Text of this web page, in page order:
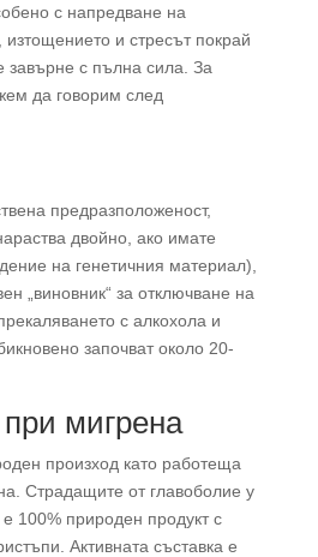
с напредване на
и стресът покрай
завърне с пълна сила. За
да говорим след
предразположеност,
двойно, ако имате
на генетичния материал),
„виновник“ за отключване на
с алкохола и
започват около 20-
мигрена
произход като работеща
Страдащите от главоболие у
е 100% природен продукт с
Активната съставка е